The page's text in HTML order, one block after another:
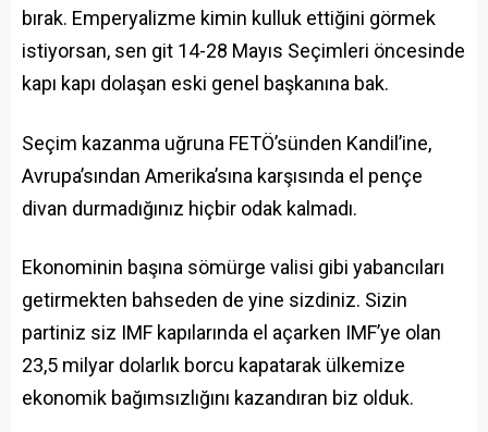
bırak. Emperyalizme kimin kulluk ettiğini görmek
istiyorsan, sen git 14-28 Mayıs Seçimleri öncesinde
kapı kapı dolaşan eski genel başkanına bak.
Seçim kazanma uğruna FETÖ’sünden Kandil’ine,
Avrupa’sından Amerika’sına karşısında el pençe
divan durmadığınız hiçbir odak kalmadı.
Ekonominin başına sömürge valisi gibi yabancıları
getirmekten bahseden de yine sizdiniz. Sizin
partiniz siz IMF kapılarında el açarken IMF’ye olan
23,5 milyar dolarlık borcu kapatarak ülkemize
ekonomik bağımsızlığını kazandıran biz olduk.